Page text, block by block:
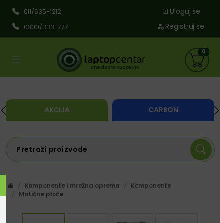
011/635-1212
0800/333-777
Uloguj se
Registruj se
AKCIJA CARBON
0
Komponente i mrežna oprema
Komponente
Matične ploče